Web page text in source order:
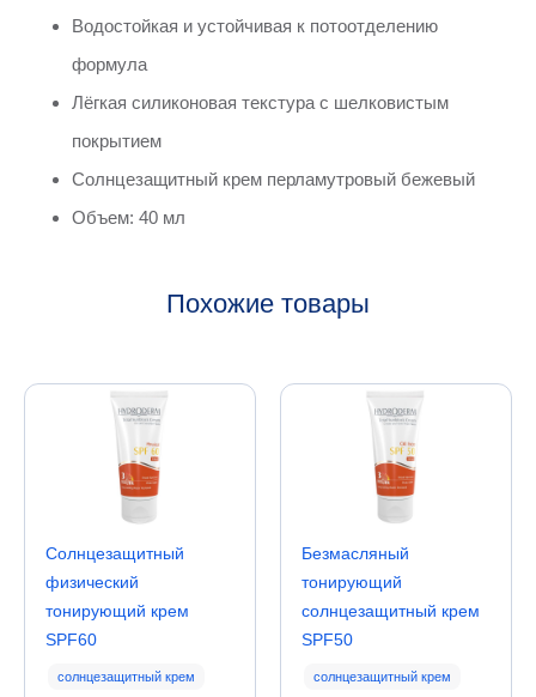
Водостойкая и устойчивая к потоотделению
формула
Лёгкая силиконовая текстура с шелковистым
покрытием
Солнцезащитный крем перламутровый бежевый
Объем: 40 мл
Похожие товары
Солнцезащитный
физический
тонирующий крем
SPF60
солнцезащитный крем
Безмасляный
тонирующий
солнцезащитный крем
SPF50
солнцезащитный крем